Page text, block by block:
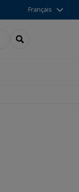
Français
RECHERCHER